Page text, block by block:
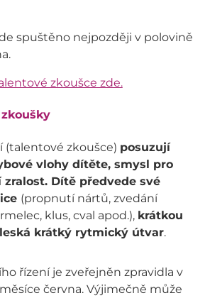
spuštěno nejpozději v polovině
zkoušce zde.
(talentové zkoušce) posuzují
vlohy dítěte, smysl pro
Dítě předvede své
(propnutí nártů, zvedání
klus, cval apod.), krátkou
krátký rytmický útvar.
řízení je zveřejněn zpravidla v
června. Výjimečně může